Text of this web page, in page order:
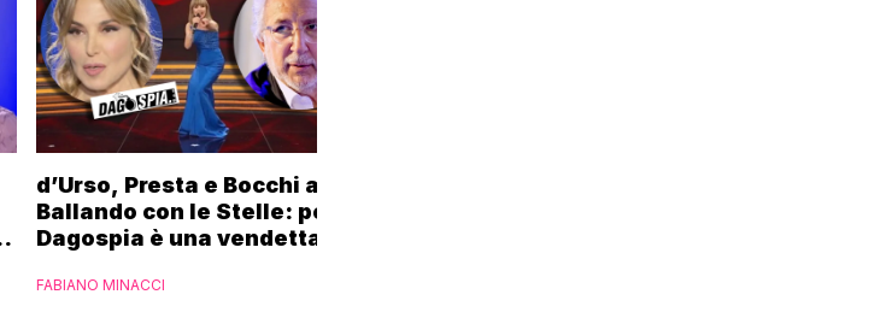
d’Urso, Presta e Bocchi a
Ballando con le Stelle: per
Dagospia è una vendetta Rai
FABIANO MINACCI